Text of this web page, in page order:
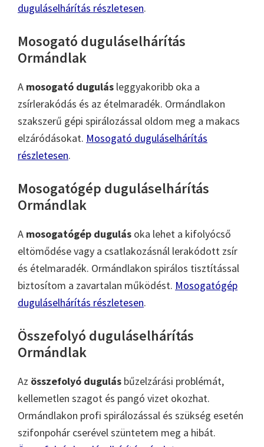
duguláselhárítás részletesen.
Mosogató duguláselhárítás
Ormándlak
A mosogató dugulás leggyakoribb oka a
zsírlerakódás és az ételmaradék. Ormándlakon
szakszerű gépi spirálozással oldom meg a makacs
elzáródásokat. Mosogató duguláselhárítás
részletesen.
Mosogatógép duguláselhárítás
Ormándlak
A mosogatógép dugulás oka lehet a kifolyócső
eltömődése vagy a csatlakozásnál lerakódott zsír
és ételmaradék. Ormándlakon spirálos tisztítással
biztosítom a zavartalan működést. Mosogatógép
duguláselhárítás részletesen.
Összefolyó duguláselhárítás
Ormándlak
Az összefolyó dugulás bűzelzárási problémát,
kellemetlen szagot és pangó vizet okozhat.
Ormándlakon profi spirálozással és szükség esetén
szifonpohár cserével szüntetem meg a hibát.